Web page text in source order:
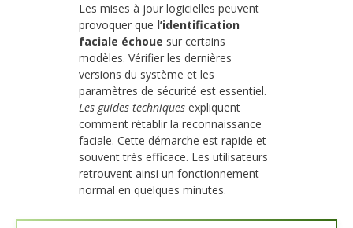
Les mises à jour logicielles peuvent
provoquer que l’identification
faciale échoue sur certains
modèles. Vérifier les dernières
versions du système et les
paramètres de sécurité est essentiel.
Les guides techniques expliquent
comment rétablir la reconnaissance
faciale. Cette démarche est rapide et
souvent très efficace. Les utilisateurs
retrouvent ainsi un fonctionnement
normal en quelques minutes.